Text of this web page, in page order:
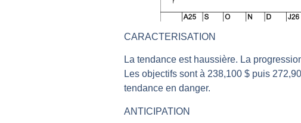
SAP : Les acheteurs gardent la main |
GBP/USD : Un premier ministre déjà sur le
EUR/USD : Une réunion à priori sans
CARACTERISATION
La tendance est haussière. La
Les objectifs sont à 238,100 $ puis
tendance en danger.
ANTICIPATION